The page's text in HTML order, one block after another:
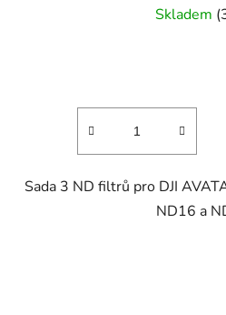
Skladem
Sada 3 ND filtrů pro DJI
ND16 a